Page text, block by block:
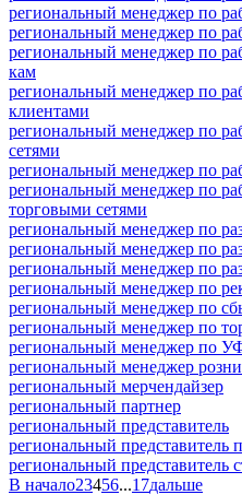
региональный менеджер по
региональный менеджер по
региональный менеджер по
кам
региональный менеджер по
клиентами
региональный менеджер по
сетями
региональный менеджер по
региональный менеджер по
торговыми сетями
региональный менеджер по
региональный менеджер по
региональный менеджер по
региональный менеджер по
региональный менеджер по
региональный менеджер по
региональный менеджер по
региональный менеджер
региональный мерчендайзер
региональный партнер
региональный представитель
региональный представитель
региональный представитель
В начало23456...17дальше